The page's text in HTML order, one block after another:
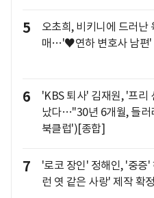
5
오초희, 비키니에 드러난
매…'♥연하 변호사 남편'
6
'KBS 퇴사' 김재원, '프리
났다…"30년 6개월, 들러
북클럽')[종합]
7
'로코 장인' 정해인, '중증'
런 엿 같은 사랑' 제작 확정